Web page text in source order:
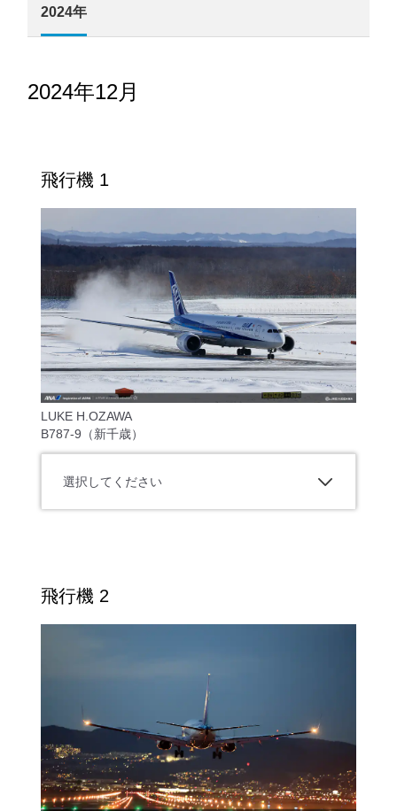
2024年
2024年12月
飛行機 1
LUKE H.OZAWA
B787-9（新千歳）
選択してください
飛行機 2